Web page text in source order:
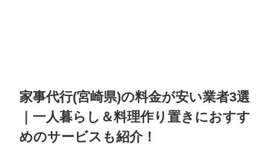
家事代行(宮崎県)の料金が安い業者3選
｜一人暮らし＆料理作り置きにおすす
めのサービスも紹介！